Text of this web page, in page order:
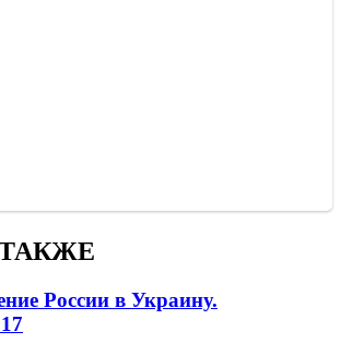
России в Украину.